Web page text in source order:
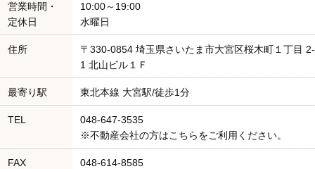
営業時間・
定休日
10:00～19:00
水曜日
住所
〒330-0854 埼玉県さいたま市大宮区桜木町１丁目 2-
1 北山ビル１Ｆ
最寄り駅 東北本線 大宮駅/徒歩1分
TEL
048-647-3535
※不動産会社の方はこちらをご利用ください。
FAX 048-614-8585